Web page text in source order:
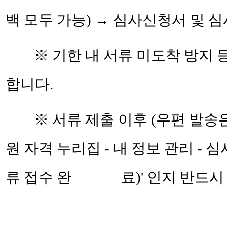
백 모두 가능) → 심사신청서 및 심
※ 기한 내 서류 미도착 방지
합니다.
※ 서류 제출 이후 (우편 발송
원 자격 누리집 - 내 정보 관리 -
류 접수 완
료)' 인지 반드